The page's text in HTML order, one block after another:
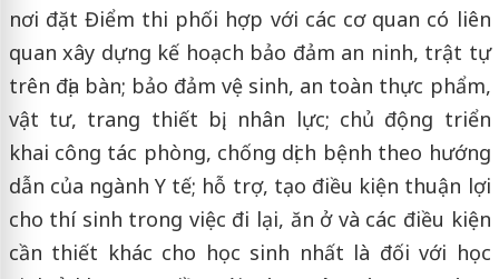
nơi đặt Điểm thi phối hợp với các cơ quan có liên
quan xây dựng kế hoạch bảo đảm an ninh, trật tự
trên địa bàn; bảo đảm vệ sinh, an toàn thực phẩm,
vật tư, trang thiết bị, nhân lực; chủ động triển
khai công tác phòng, chống dịch bệnh theo hướng
dẫn của ngành Y tế; hỗ trợ, tạo điều kiện thuận lợi
cho thí sinh trong việc đi lại, ăn ở và các điều kiện
cần thiết khác cho học sinh nhất là đối với học